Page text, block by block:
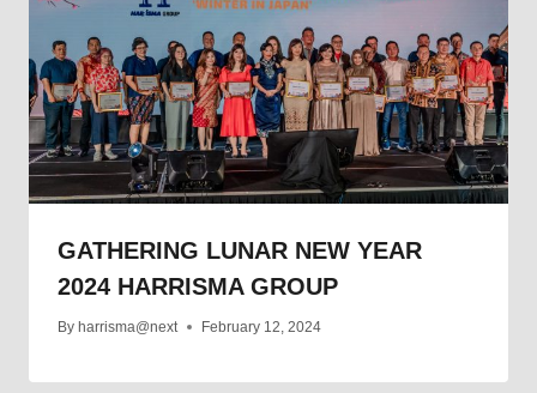
GATHERING LUNAR NEW YEAR
2024 HARRISMA GROUP
By harrisma@next February 12, 2024